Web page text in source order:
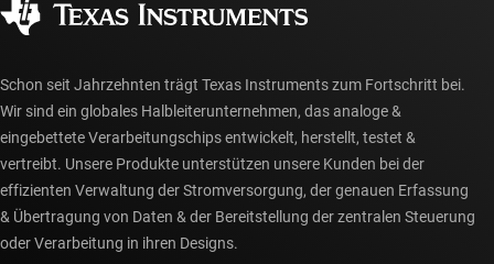
myTI-Konto FAQs
Schon seit Jahrzehnten trägt Texas Instruments zum Fortschritt bei.
Wir sind ein globales Halbleiterunternehmen, das analoge &
eingebettete Verarbeitungschips entwickelt, herstellt, testet &
vertreibt. Unsere Produkte unterstützen unsere Kunden bei der
effizienten Verwaltung der Stromversorgung, der genauen Erfassung
& Übertragung von Daten & der Bereitstellung der zentralen Steuerung
oder Verarbeitung in ihren Designs.